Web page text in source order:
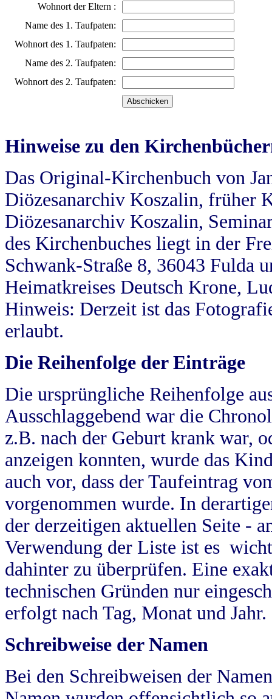
Wohnort der Eltern :
Name des 1. Taufpaten:
Wohnort des 1. Taufpaten:
Name des 2. Taufpaten:
Wohnort des 2. Taufpaten:
Hinweise zu den
Das Original-Kirchenbuch von
Diözesanarchiv Koszalin, früher
Diözesanarchiv Koszalin,
des Kirchenbuches liegt in der
Schwank-Straße 8, 36043 Fulda
Heimatkreises Deutsch Krone,
Hinweis: Derzeit ist das
erlaubt.
Die Reihenfolge der Einträge
Die ursprüngliche Reihenfolge
Ausschlaggebend war die
z.B. nach der Geburt krank war,
anzeigen konnten, wurde das
auch vor, dass der Taufeintrag
vorgenommen wurde. In
der derzeitigen aktuellen Seite -
Verwendung der Liste ist es
dahinter zu überprüfen. Eine
technischen Gründen nur
erfolgt nach Tag, Monat und Jahr.
Schreibweise der Namen
Bei den Schreibweisen der